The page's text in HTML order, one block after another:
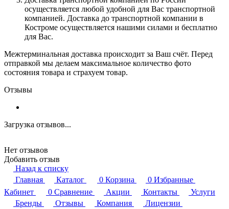
осуществляется любой удобной для Вас транспортной
компанией. Доставка до транспортной компании в
Костроме осуществляется нашими силами и бесплатно
для Вас.
Межтерминальная доставка происходит за Ваш счёт. Перед
отправкой мы делаем максимальное количество фото
состояния товара и страхуем товар.
Отзывы
Загрузка отзывов...
Нет отзывов
Добавить отзыв
Назад к списку
Главная
Каталог 0 Корзина 0 Избранные
Кабинет
0 Сравнение Акции Контакты
Услуги
Бренды
Отзывы Компания
Лицензии